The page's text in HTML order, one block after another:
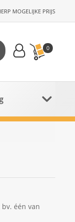
MOGELIJKE PRIJS
0
één van